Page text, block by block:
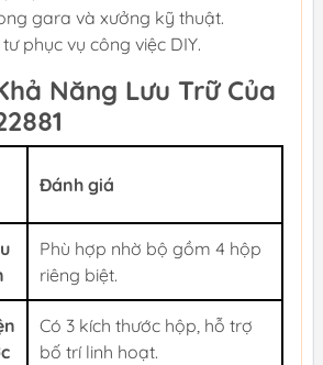
gara và xưởng kỹ thuật.
phục vụ công việc DIY.
Năng Lưu Trữ Của
Đánh giá
Phù hợp nhờ bộ gồm 4 hộp
riêng biệt.
Có 3 kích thước hộp, hỗ trợ
bố trí linh hoạt.